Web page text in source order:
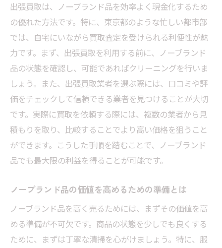
出張買取のメリットを最大限に活用して東京都
でノーブランド品を売る方法
ノーブランド品でも価値を見出す出張買取
の活用法
東京都で出張買取を利用する際の利点
ノーブランド品の市場を理解して売るタイ
ミングを見極める
出張買取サービスを賢く利用して手間を省
く方法
買取業者を選ぶ際に注意すべきポイント
ける方法
東京都の出張買取でノーブランド品を売る際に
知っておきたいポイント
出張買取の流れを理解してノーブランド品
出張買取は、ノーブランド品を効率よく現金化するため
の優れた方法です。特に、東京都のような忙しい都市部
では、自宅にいながら買取査定を受けられる利便性が魅
力です。まず、出張買取を利用する前に、ノーブランド
品の状態を確認し、可能であればクリーニングを行いま
しょう。また、出張買取業者を選ぶ際には、口コミや評
価をチェックして信頼できる業者を見つけることが大切
です。実際に買取を依頼する際には、複数の業者から見
積もりを取り、比較することでより高い価格を狙うこと
ができます。こうした手順を踏むことで、ノーブランド
品でも最大限の利益を得ることが可能です。
ノーブランド品の価値を高めるための準備とは
ノーブランド品を高く売るためには、まずその価値を高
める準備が不可欠です。商品の状態を少しでも良くする
ために、まずは丁寧な清掃を心がけましょう。特に、服